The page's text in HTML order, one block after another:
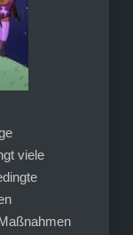
viele